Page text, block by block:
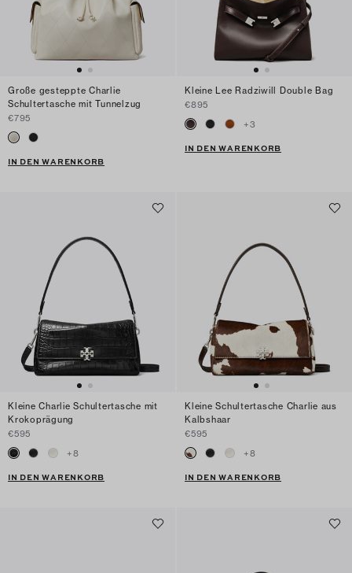
Große gesteppte Charlie
Schultertasche mit Tunnelzug
€795
IN DEN WARENKORB
Kleine Lee Radziwill Double Bag
€895
+3
IN DEN WARENKORB
Kleine Charlie Schultertasche mit
Krokoprägung
€595
+8
IN DEN WARENKORB
Kleine Schultertasche Charlie aus
Kalbshaar
€595
+8
IN DEN WARENKORB